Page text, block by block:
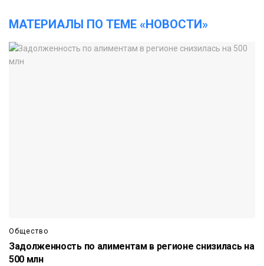
МАТЕРИАЛЫ ПО ТЕМЕ «НОВОСТИ»
Общество
Задолженность по алиментам в регионе снизилась на
500 млн